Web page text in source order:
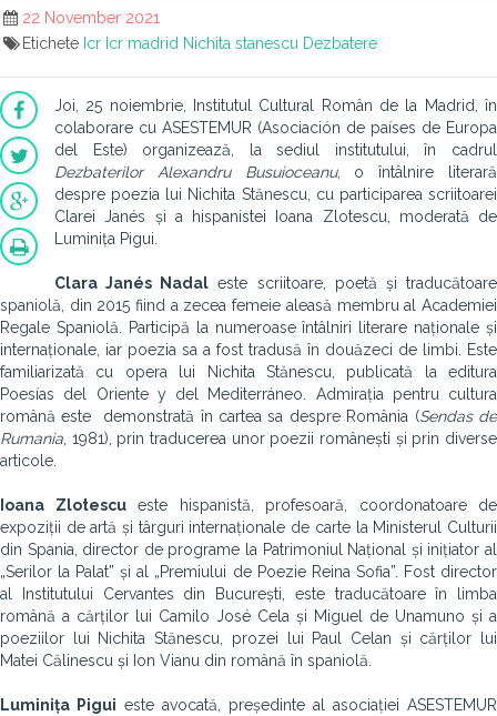
22 November 2021
Etichete Icr Icr madrid Nichita stanescu Dezbatere
Joi, 25 noiembrie, Institutul Cultural Român de la Madrid, în
colaborare cu ASESTEMUR (Asociación de países de Europa
del Este) organizează, la sediul institutului, în cadrul
Dezbaterilor Alexandru Busuioceanu, o întâlnire literară
despre poezia lui Nichita Stănescu, cu participarea scriitoarei
Clarei Janés și a hispanistei Ioana Zlotescu, moderată de
Luminița Pigui.
Clara Janés Nadal este scriitoare, poetă și traducătoare
spaniolă, din 2015 fiind a zecea femeie aleasă membru al Academiei
Regale Spaniolă. Participă la numeroase întâlniri literare naționale și
internaționale, iar poezia sa a fost tradusă în douăzeci de limbi. Este
familiarizată cu opera lui Nichita Stănescu, publicată la editura
Poesías del Oriente y del Mediterráneo. Admirația pentru cultura
română este demonstrată în cartea sa despre România (Sendas de
Rumania , 1981), prin traducerea unor poezii românești și prin diverse
articole.
Ioana Zlotescueste hispanistă, profesoară, coordonatoare de
expoziții de artă și târguri internaționale de carte la Ministerul Culturii
din Spania, director de programe la Patrimoniul Național și inițiator al
„Serilor la Palat” și al „Premiului de Poezie Reina Sofia”. Fost director
al Institutului Cervantes din București, este traducătoare în limba
română a cărților lui Camilo José Cela și Miguel de Unamuno și a
poeziilor lui Nichita Stănescu, prozei lui Paul Celan și cărților lui
Matei Călinescu și Ion Vianu din română în spaniolă.
Luminița Pigui este avocată, președinte al asociației ASESTEMUR